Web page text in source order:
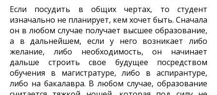
Если посудить в общих чертах, то студент
изначально не планирует, кем хочет быть. Сначала
он в любом случае получает высшее образование,
а в дальнейшем, если у него возникает либо
желание, либо необходимость, он начинает
дальше строить свое будущее посредством
обучения в магистратуре, либо в аспирантуре,
либо на бакалавра. В любом случае, образование